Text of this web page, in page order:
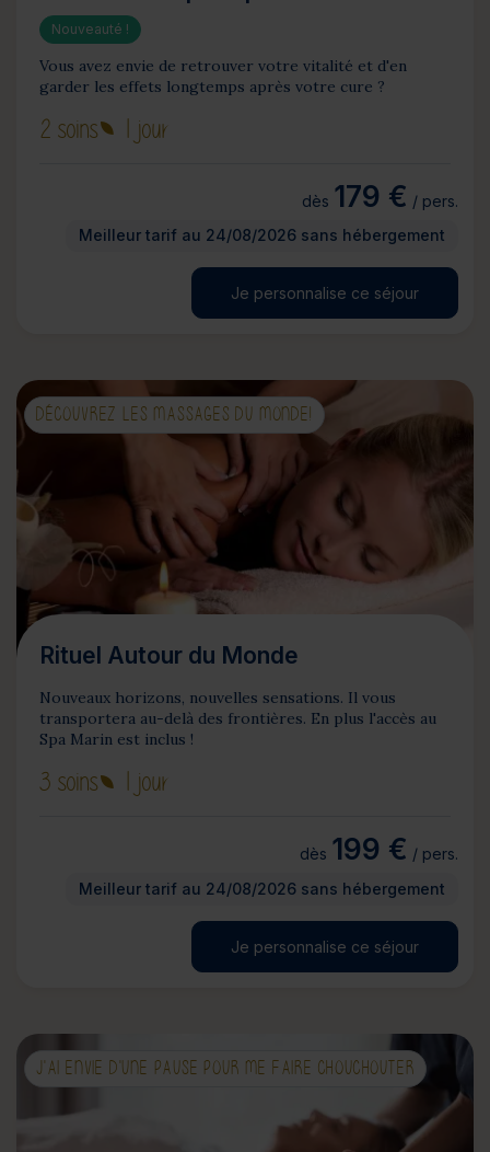
Nouveauté !
Vous avez envie de retrouver votre vitalité et d'en
garder les effets longtemps après votre cure ?
2 soins 1 jour
dès 179 € / pers.
Meilleur tarif au 24/08/2026 sans hébergement
Je personnalise ce séjour
DÉCOUVREZ LES MASSAGES DU MONDE!
Rituel Autour du Monde
Nouveaux horizons, nouvelles sensations. Il vous
transportera au-delà des frontières. En plus l'accès au
Spa Marin est inclus !
3 soins 1 jour
dès 199 € / pers.
Meilleur tarif au 24/08/2026 sans hébergement
Je personnalise ce séjour
J'AI ENVIE D'UNE PAUSE POUR ME FAIRE CHOUCHOUTER